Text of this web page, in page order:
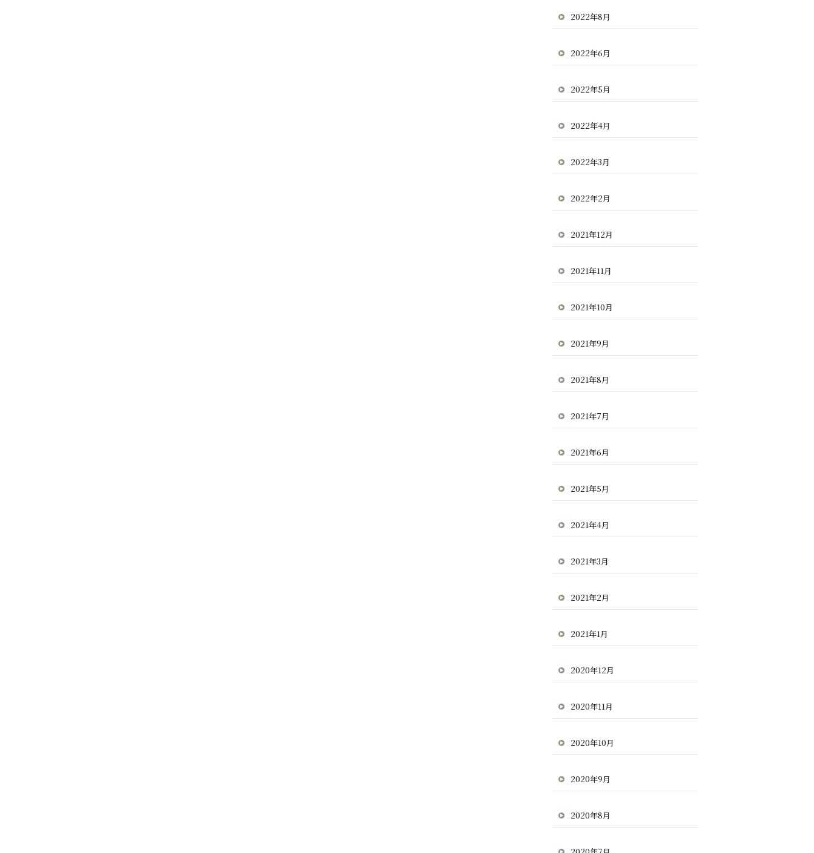
2022年8月
2022年6月
2022年5月
2022年4月
2022年3月
2022年2月
2021年12月
2021年11月
2021年10月
2021年9月
2021年8月
2021年7月
2021年6月
2021年5月
2021年4月
2021年3月
2021年2月
2021年1月
2020年12月
2020年11月
2020年10月
2020年9月
2020年8月